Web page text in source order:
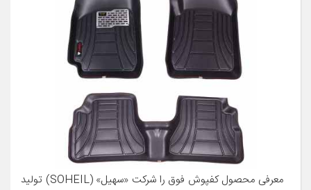
معرفی محصول کفپوش فوق را شرکت «سهیل» (SOHEIL) تولید